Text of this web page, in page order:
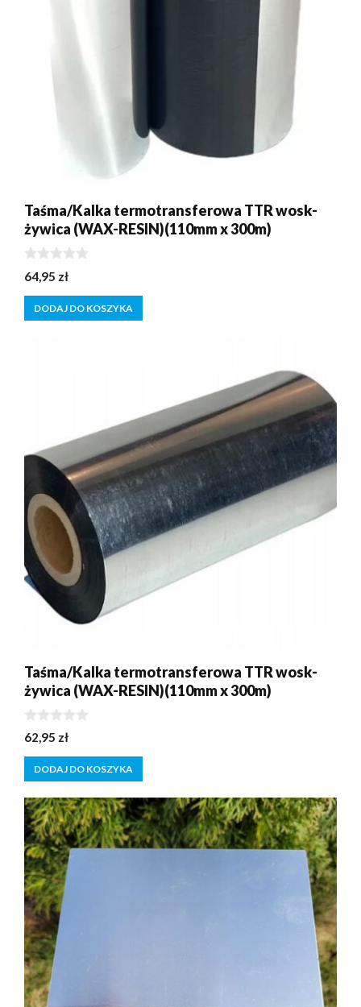
Taśma/Kalka termotransferowa TTR wosk-
żywica (WAX-RESIN)(110mm x 300m)
0
z
5
64,95 zł
DODAJ DO KOSZYKA
Taśma/Kalka termotransferowa TTR wosk-
żywica (WAX-RESIN)(110mm x 300m)
0
z
5
62,95 zł
DODAJ DO KOSZYKA